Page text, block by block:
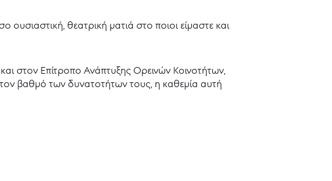
θεατρική ματιά στο ποιοι είμαστε και
στον Επίτροπο Ανάπτυξης Ορεινών Κοινοτήτων,
βαθμό των δυνατοτήτων τους, η καθεμία αυτή